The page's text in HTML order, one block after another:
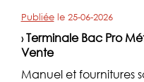
Publiéele 25-06-2026
› Terminale Bac Pro
Vente
Manuel et fournitures